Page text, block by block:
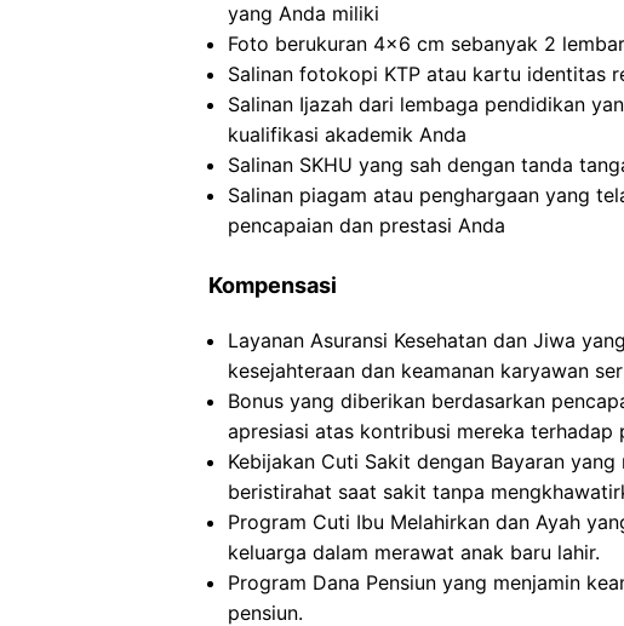
yang Anda miliki
Foto berukuran 4×6 cm sebanyak 2
Salinan fotokopi KTP atau kartu identitas
Salinan Ijazah dari lembaga pendidikan
kualifikasi akademik Anda
Salinan SKHU yang sah dengan tanda
Salinan piagam atau penghargaan yang
pencapaian dan prestasi Anda
Kompensasi
Layanan Asuransi Kesehatan dan Jiwa
kesejahteraan dan keamanan karyawan
Bonus yang diberikan berdasarkan
apresiasi atas kontribusi mereka terhadap
Kebijakan Cuti Sakit dengan Bayaran
beristirahat saat sakit tanpa
Program Cuti Ibu Melahirkan dan Ayah
keluarga dalam merawat anak baru lahir.
Program Dana Pensiun yang menjamin
pensiun.